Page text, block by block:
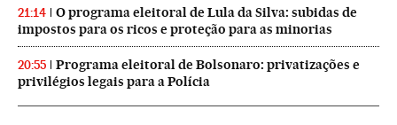
21:14
O programa eleitoral de Lula da Silva: subidas de
impostos para os ricos e proteção para as minorias
20:55
Programa eleitoral de Bolsonaro: privatizações e
privilégios legais para a Polícia